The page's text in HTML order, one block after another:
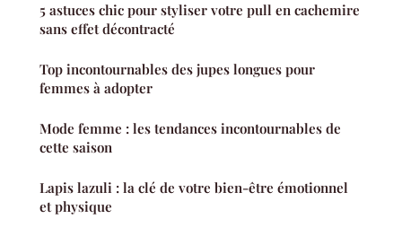
5 astuces chic pour styliser votre pull en cachemire
sans effet décontracté
Top incontournables des jupes longues pour
femmes à adopter
Mode femme : les tendances incontournables de
cette saison
Lapis lazuli : la clé de votre bien-être émotionnel
et physique